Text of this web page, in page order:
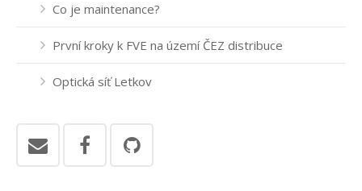
Co je maintenance?
První kroky k FVE na území ČEZ distribuce
Optická síť Letkov